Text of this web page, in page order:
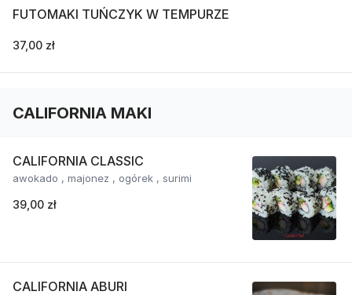
FUTOMAKI TUŃCZYK W TEMPURZE
37,00 zł
CALIFORNIA MAKI
CALIFORNIA CLASSIC
awokado , majonez , ogórek , surimi
39,00 zł
CALIFORNIA ABURI